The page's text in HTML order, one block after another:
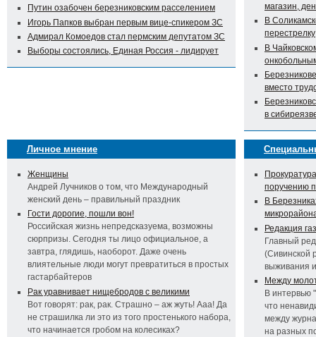
Путин озабочен березниковским расселением
Игорь Папков выбран первым вице-спикером ЗС
Адмирал Комоедов стал пермским депутатом ЗС
Выборы состоялись, Единая Россия - лидирует
магазин,
В
перестрелку
В
вместо
в
Личное мнение
Женщины
Андрей Лучников о том, что Международный
женский день – правильный праздник
Гости дорогие, пошли вон!
Российская жизнь непредсказуема, возможны
сюрпризы. Сегодня ты лицо официальное, а
завтра, глядишь, наоборот. Даже очень
влиятельные люди могут превратиться в простых
гастарбайтеров
Рак уравнивает нищебродов с великими
Вот говорят: рак, рак. Страшно – аж жуть! Ааа! Да
не страшилка ли это из того простенького набора,
что начинается гробом на колесиках?
поручению
В
Редакция
Главный
(Сивинской
выживания
Между
В интервью
что
между
на разных